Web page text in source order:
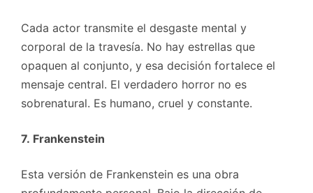
Cada actor transmite el desgaste mental y
corporal de la travesía. No hay estrellas que
opaquen al conjunto, y esa decisión fortalece el
mensaje central. El verdadero horror no es
sobrenatural. Es humano, cruel y constante.
7. Frankenstein
Esta versión de Frankenstein es una obra